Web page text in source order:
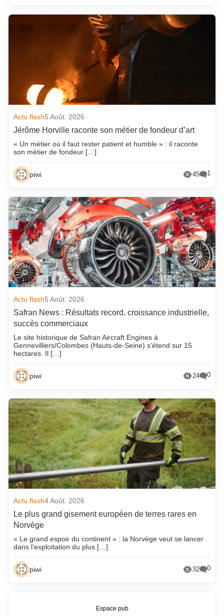
Actu flash5 Août. 2026
Jérôme Horville raconte son métier de fondeur d’art
« Un métier où il faut rester patient et humble » : il raconte
son métier de fondeur […]
piwi 45 1
Actu flash5 Août. 2026
Safran News : Résultats record, croissance industrielle,
succès commerciaux
Le site historique de Safran Aircraft Engines à
Gennevilliers/Colombes (Hauts-de-Seine) s’étend sur 15
hectares. Il […]
piwi 24 0
Actu flash4 Août. 2026
Le plus grand gisement européen de terres rares en
Norvège
« Le grand espoir du continent » : la Norvège veut se lancer
dans l’exploitation du plus […]
piwi 32 0
Espace pub